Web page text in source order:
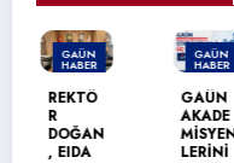
GAÜN
HABER
REKTÖ
R
DOĞAN
, EIDA
GAÜN
HABER
MANŞET
GAÜN
AKADE
MİSYEN
LERİNİ